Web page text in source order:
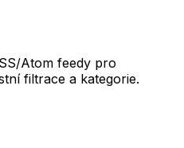
Atom feedy pro
filtrace a kategorie.